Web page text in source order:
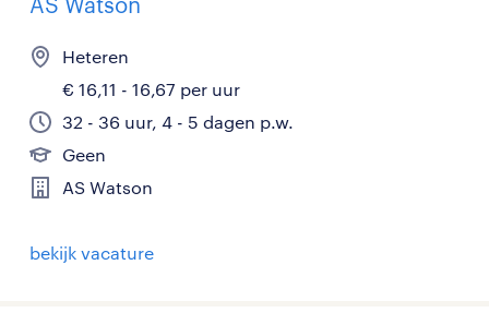
Heteren
€ 16,11 - 16,67 per uur
32 - 36 uur, 4 - 5 dagen p.w.
Geen
AS Watson
bekijk vacature